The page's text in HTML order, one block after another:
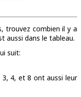
trouvez combien il y a
aussi dans le tableau.
suit:
4, et 8 ont aussi leur